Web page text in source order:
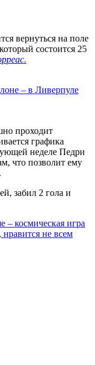
вернуться на поле
состоится 25
– в Ливерпуле
проходит
графика
неделе Педри
что позволит ему
забил 2 гола и
– космическая игра
не всем